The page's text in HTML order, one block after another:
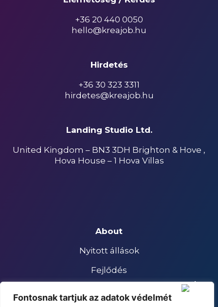
Fontosnak tartjuk az adatok védelmét
+36 20 440 0050
hello@kreajob.hu
Hirdetés
+36 30 323 3311
hirdetes@kreajob.hu
Landing Studio Ltd.
United Kingdom – BN3 3DH Brighton & Hove ,
Hova House – 1 Hova Villas
About
Nyitott állások
Fejlődés